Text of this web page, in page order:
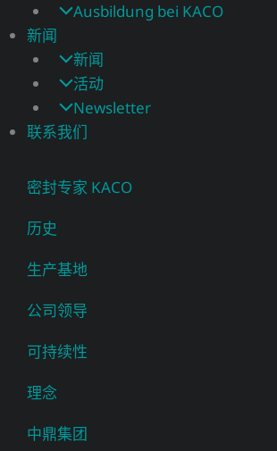
Ausbildung bei KACO
新闻
新闻
活动
Newsletter
联系我们
密封专家 KACO
历史
生产基地
公司领导
可持续性
理念
中鼎集团